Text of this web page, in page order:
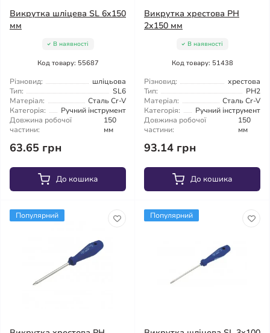
Викрутка шліцева SL 6x150
мм
В наявності
Код товару: 55687
Різновид:
шліцьова
Тип:
SL6
Матеріал:
Сталь Cr-V
Категорія:
Ручний інструмент
Довжина робочої
частини:
150
мм
63.65 грн
До кошика
Викрутка хрестова PH
2x150 мм
В наявності
Код товару: 51438
Різновид:
хрестова
Тип:
PH2
Матеріал:
Сталь Cr-V
Категорія:
Ручний інструмент
Довжина робочої
частини:
150
мм
93.14 грн
До кошика
Популярний Популярний